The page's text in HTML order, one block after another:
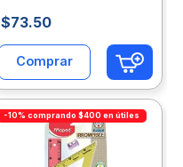
$73.50
Comprar
-10% comprando $400 en útiles